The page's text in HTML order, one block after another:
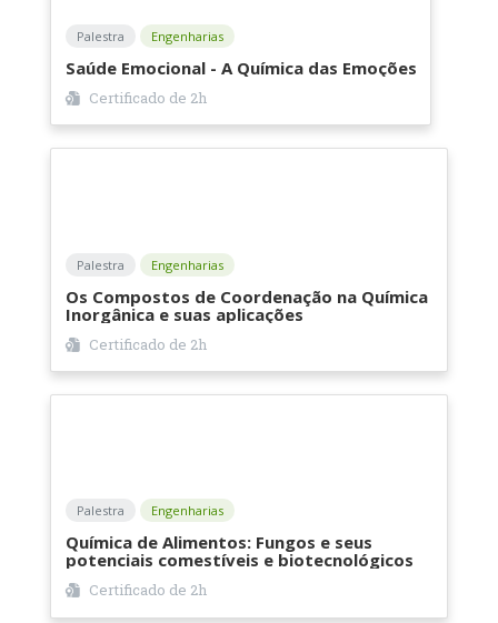
Palestra Engenharias
Saúde Emocional - A Química das Emoções
Certificado de 2h
Palestra Engenharias
Os Compostos de Coordenação na Química
Inorgânica e suas aplicações
Certificado de 2h
Palestra Engenharias
Química de Alimentos: Fungos e seus
potenciais comestíveis e biotecnológicos
Certificado de 2h